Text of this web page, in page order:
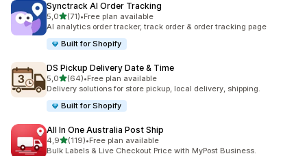
Synctrack AI Order Tracking
5,05 yıldız üzerinden
(71)
toplam 71 değerlendirme
•Free plan available
AI analytics order tracker, track order & order tracking page
Built for Shopify
DS Pickup Delivery Date & Time
5,05 yıldız üzerinden
(64)
toplam 64 değerlendirme
•Free plan available
Delivery solutions for store pickup, local delivery, shipping.
Built for Shopify
All In One Australia Post Ship
4,95 yıldız üzerinden
(119)
toplam 119 değerlendirme
•Free plan available
Bulk Labels & Live Checkout Price with MyPost Business.